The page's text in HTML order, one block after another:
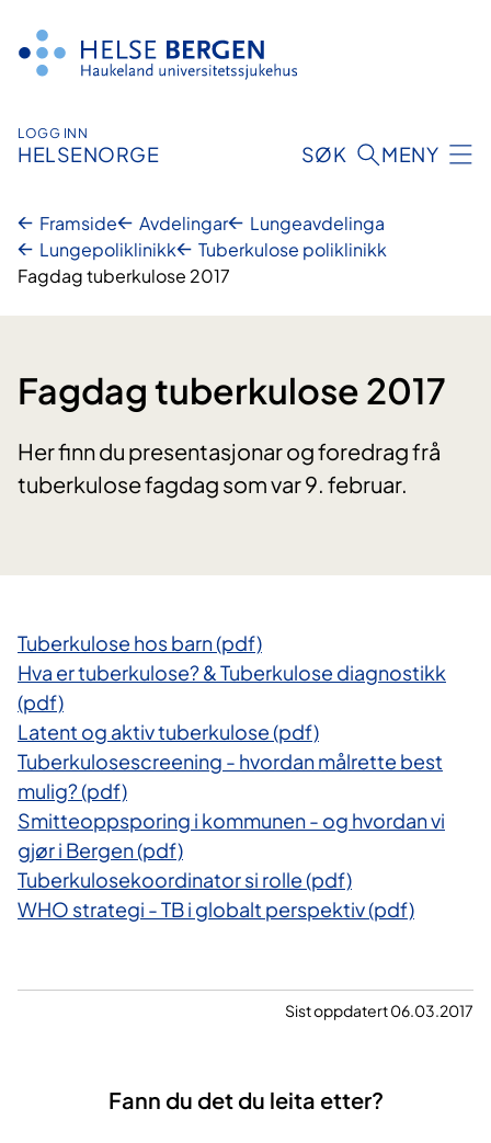
innhald
LOGG INN
HELSENORGE SØK MENY
Framside Avdelingar
Lungeavdelinga
Lungepoliklinikk
Tuberkulose poliklinikk
Fagdag tuberkulose 2017
Fagdag tuberkulose 2017
Her finn du presentasjonar og foredrag frå
tuberkulose fagdag som var 9. februar.
​Tuberkulose hos barn (pdf)
Hva er tuberkulose? & Tuberkulose diagnostikk
(pdf)
Latent og aktiv tuberkulose (pdf)
Tuberkulosescreening - hvordan målrette best
mulig? (pdf)
Smitteoppsporing i kommunen - og hvordan vi
gjør i Bergen (pdf)
Tuberkulosekoordinator si rolle (pdf)
WHO strategi - TB i globalt perspektiv (pdf)
Sist oppdatert 06.03.2017
Fann du det du leita etter?